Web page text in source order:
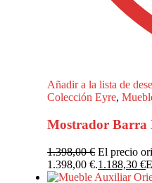
Añadir a la lista de
Colección Eyre,
Mostrador Barra
1.398,00€ El precio
1.398,00 €.1.188,30€